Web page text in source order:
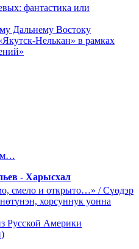
фантастика или
Дальнему Востоку
Нелькан» в рамках
- Харысхал
смело и открыто…» / Сүөдэр
хорсуннук уонна
Русской Америки